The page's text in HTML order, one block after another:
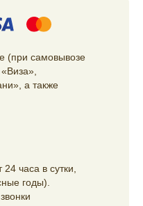
(при самовывозе
а также
часа в сутки,
годы).